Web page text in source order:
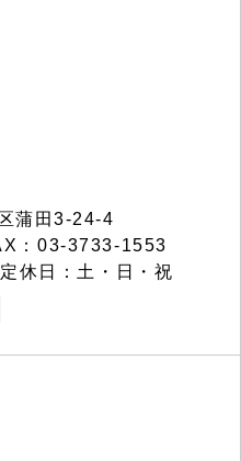
蒲田3-24-4
：03-3733-1553
休日：土・日・祝